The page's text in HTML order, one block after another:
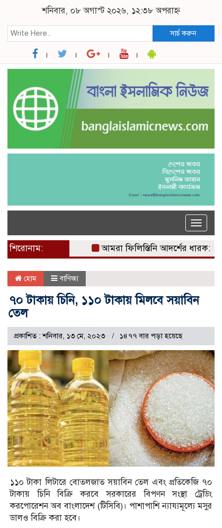
শনিবার, ০৮ অগাস্ট ২০২৬, ১২:৩৮ অপরাহ্ন
সার্চ করুন
Toggle
শিরোনাম: আমরা ফিলিস্তিনি আদর্শের ধারক:
হোম বাণিজ্য
৭০ টাকায় চিনি, ১১০ টাকায় মিলবে সয়াবিন
তেল
প্রকাশিত : শনিবার, ১৩ মে, ২০২৩ ১৪৭৭ বার পড়া হয়েছে
১১০ টাকা লিটারে বোতলজাত সয়াবিন তেল এবং প্রতিকেজি ৭০
টাকায় চিনি বিক্রি করবে সরকারের বিপণন সংস্থা ট্রেডিং
করপোরেশন অব বাংলাদেশ (টিসিবি)। পাশাপাশি ন্যায্যমূল্যে মসুর
ডালও বিক্রি করা হবে।